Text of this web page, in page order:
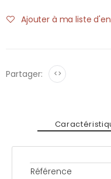
Ajouter à ma liste
Partager: <>
Référence